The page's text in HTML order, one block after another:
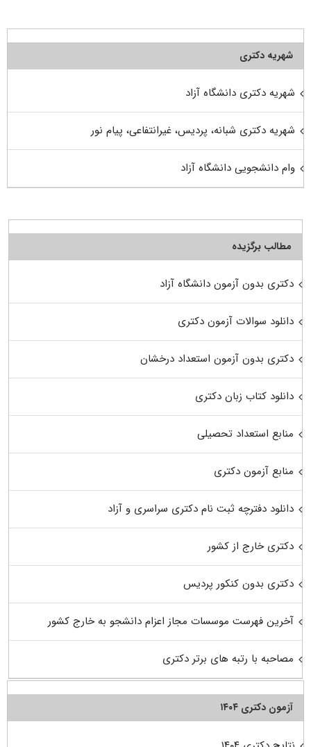
شهریه دکتری
شهریه دکتری دانشگاه آزاد
شهریه دکتری شبانه، پردیس، غیرانتفاعی، پیام نور
وام دانشجویی دانشگاه آزاد
مطالب برگزیده
دکتری بدون آزمون دانشگاه آزاد
دانلود سوالات آزمون دکتری
دکتری بدون آزمون استعداد درخشان
دانلود کتاب زبان دکتری
منابع استعداد تحصیلی
منابع آزمون دکتری
دانلود دفترچه ثبت نام دکتری سراسری و آزاد
دکتری خارج از کشور
دکتری بدون کنکور پردیس
آخرین فهرست موسسات مجاز اعزام دانشجو به خارج کشور
مصاحبه با رتبه های برتر دکتری
آزمون دکتری ۱۴۰۴